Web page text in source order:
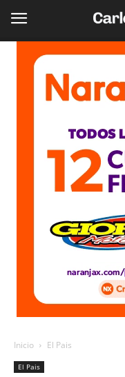
Inicio El Pais
El Pais